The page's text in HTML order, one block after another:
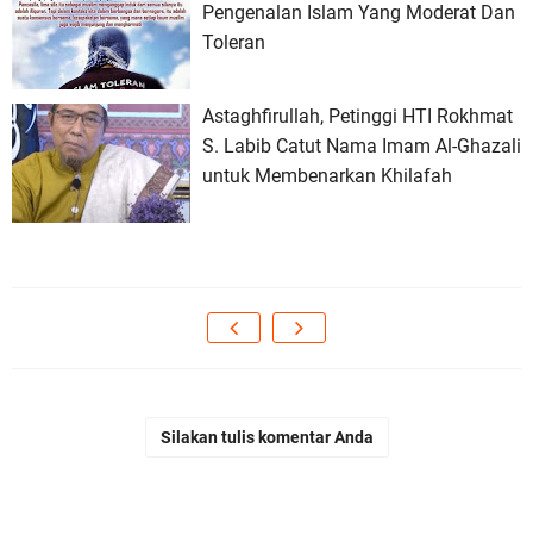
Pengenalan Islam Yang Moderat Dan
Toleran
Astaghfirullah, Petinggi HTI Rokhmat
S. Labib Catut Nama Imam Al-Ghazali
untuk Membenarkan Khilafah
Silakan tulis komentar Anda